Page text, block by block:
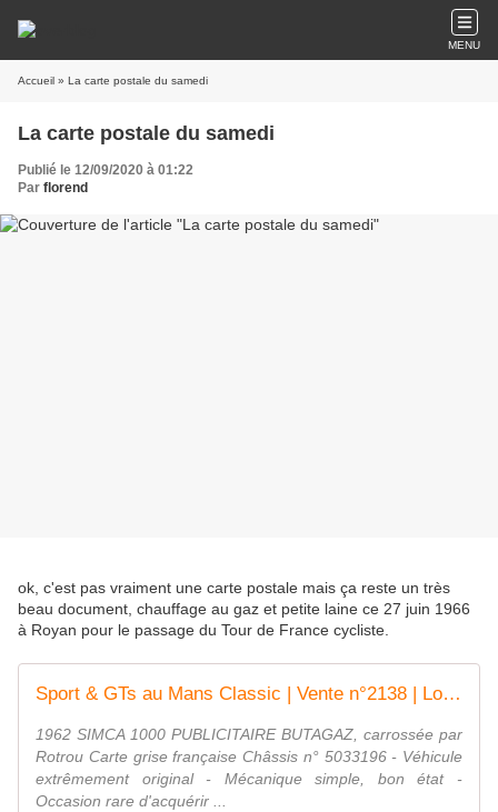
MENU
Accueil » La carte postale du samedi
La carte postale du samedi
Publié le 12/09/2020 à 01:22
Par florend
ok, c'est pas vraiment une carte postale mais ça reste un très
beau document, chauffage au gaz et petite laine ce 27 juin 1966
à Royan pour le passage du Tour de France cycliste.
Sport & GTs au Mans Classic | Vente n°2138 | Lot n°127 | Artcurial
1962 SIMCA 1000 PUBLICITAIRE BUTAGAZ, carrossée par
Rotrou Carte grise française Châssis n° 5033196 - Véhicule
extrêmement original - Mécanique simple, bon état -
Occasion rare d'acquérir ...